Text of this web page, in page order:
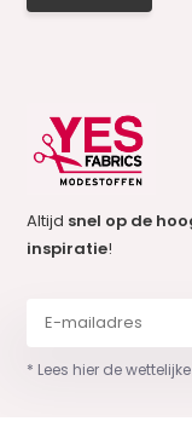
Altijd snel op de
inspiratie!
* Lees hier de